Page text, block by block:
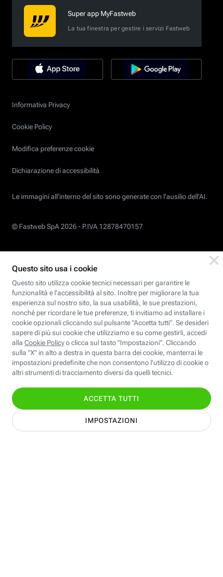
Super app MyFastweb
La tua finestra per gestire i servizi Fastweb
Informativa Privacy
Cookie Policy
Modifica preferenze cookie
Dichiarazione di accessibilità
Le immagini all’interno del sito sono generate con l'ausilio dell'AI.
© Fastweb SpA 2026 - P.IVA 12878470157